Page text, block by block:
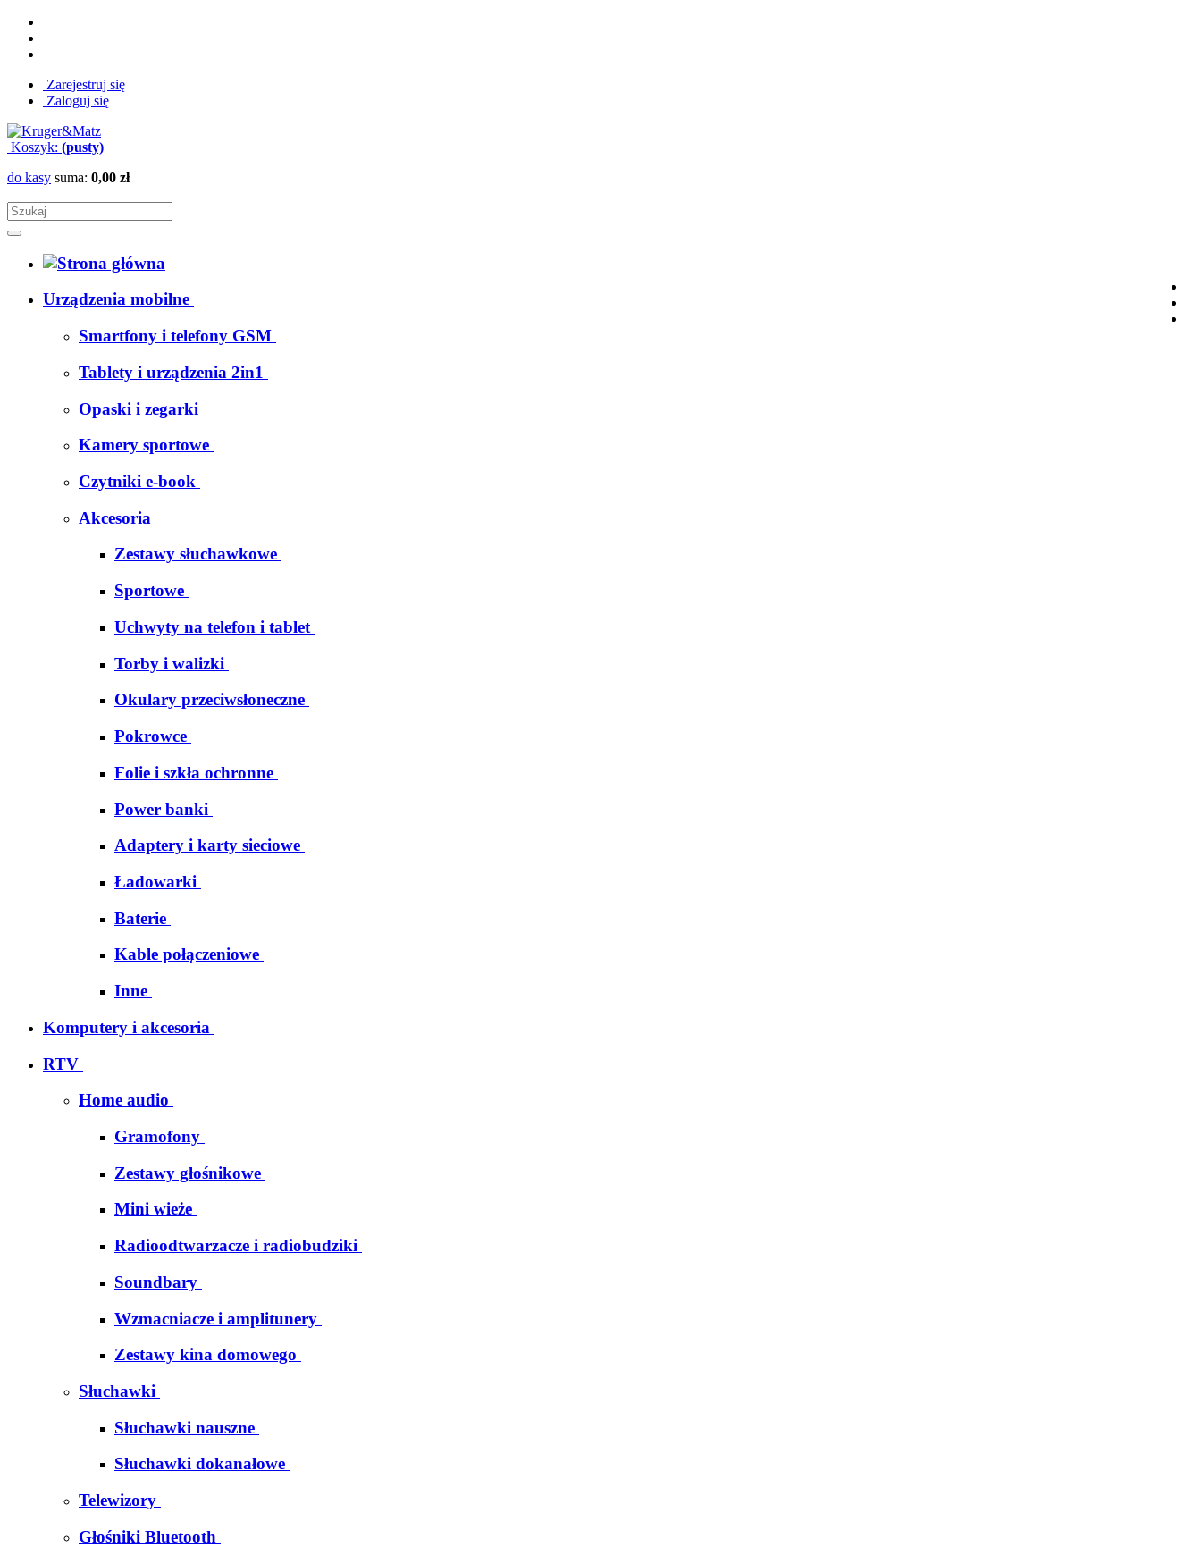
Zarejestruj się
Zaloguj się
Koszyk: (pusty)
do kasy suma: 0,00 zł
Urządzenia mobilne
Smartfony i telefony GSM
Tablety i urządzenia 2in1
Opaski i zegarki
Kamery sportowe
Czytniki e-book
Akcesoria
Zestawy słuchawkowe
Sportowe
Uchwyty na telefon i tablet
Torby i walizki
Okulary przeciwsłoneczne
Pokrowce
Folie i szkła ochronne
Power banki
Adaptery i karty sieciowe
Ładowarki
Baterie
Kable połączeniowe
Inne
Komputery i akcesoria
RTV
Home audio
Gramofony
Zestawy głośnikowe
Mini wieże
Radioodtwarzacze i radiobudziki
Soundbary
Wzmacniacze i amplitunery
Zestawy kina domowego
Słuchawki
Słuchawki nauszne
Słuchawki dokanałowe
Telewizory
Głośniki Bluetooth